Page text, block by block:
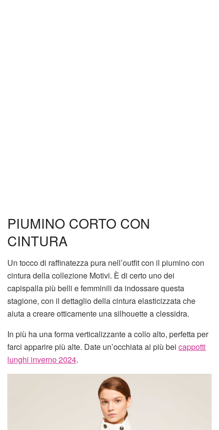
PIUMINO CORTO CON
CINTURA
Un tocco di raffinatezza pura nell’outfit con il piumino con
cintura della collezione Motivi. È di certo uno dei
capispalla più belli e femminili da indossare questa
stagione, con il dettaglio della cintura elasticizzata che
aiuta a creare otticamente una silhouette a clessidra.
In più ha una forma verticalizzante a collo alto, perfetta per
farci apparire più alte. Date un’occhiata ai più bei cappotti
lunghi inverno 2024.